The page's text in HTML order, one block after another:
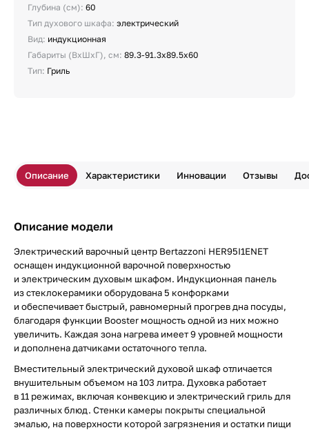
Глубина (см): 60
Тип духового шкафа: электрический
Вид: индукционная
Габариты (ВхШхГ), см: 89.3-91.3х89.5х60
Тип: Гриль
Описание Характеристики Инновации Отзывы
Описание модели
Электрический варочный центр Bertazzoni HER95I1ENET
оснащен индукционной варочной поверхностью
и электрическим духовым шкафом. Индукционная панель
из стеклокерамики оборудована 5 конфорками
и обеспечивает быстрый, равномерный прогрев дна посуды,
благодаря функции Booster мощность одной из них можно
увеличить. Каждая зона нагрева имеет 9 уровней мощности
и дополнена датчиками остаточного тепла.
Вместительный электрический духовой шкаф отличается
внушительным объемом на 103 литра. Духовка работает
в 11 режимах, включая конвекцию и электрический гриль для
различных блюд. Стенки камеры покрыты специальной
эмалью, на поверхности которой загрязнения и остатки пищи